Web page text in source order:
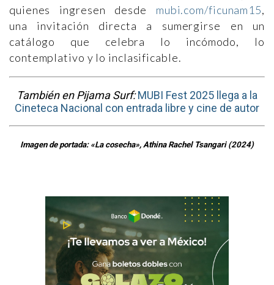
quienes ingresen desde mubi.com/ficunam15,
una invitación directa a sumergirse en un
catálogo que celebra lo incómodo, lo
contemplativo y lo inclasificable.
También en Pijama Surf:MUBI Fest 2025 llega a la
Cineteca Nacional con entrada libre y cine de autor
Imagen de portada: «La cosecha», Athina Rachel Tsangari (2024)